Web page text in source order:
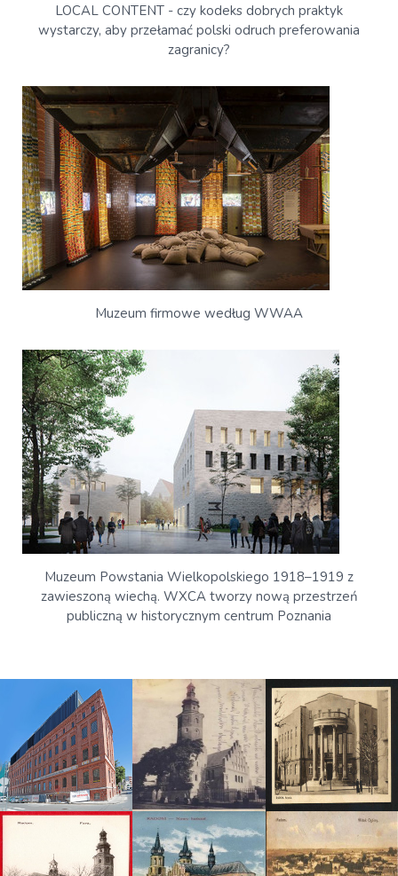
LOCAL CONTENT - czy kodeks dobrych praktyk
wystarczy, aby przełamać polski odruch preferowania
zagranicy?
Muzeum firmowe według WWAA
Muzeum Powstania Wielkopolskiego 1918–1919 z
zawieszoną wiechą. WXCA tworzy nową przestrzeń
publiczną w historycznym centrum Poznania